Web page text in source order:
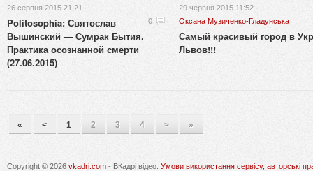
26 серпня 2015 21:21 ·
0
Politosophia: Святослав
Вышинский — Сумрак Бытия.
Практика осознанной смерти
(27.06.2015)
29 червня 2015 11:52 ·
Оксана Музиченко-Гладунська
Самый красивый город в
Львов!!!
« < 1 2 3 4 > »
Copyright © 2026 vkadri.com - ВКадрі відео. Умови використання сервісу, авторські